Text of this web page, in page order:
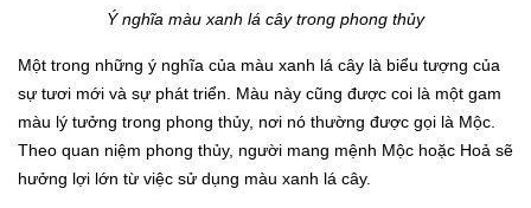
Ý nghĩa màu xanh lá cây trong phong thủy
Một trong những ý nghĩa của màu xanh lá cây là biểu tượng của
sự tươi mới và sự phát triển. Màu này cũng được coi là một gam
màu lý tưởng trong phong thủy, nơi nó thường được gọi là Mộc.
Theo quan niệm phong thủy, người mang mệnh Mộc hoặc Hoả sẽ
hưởng lợi lớn từ việc sử dụng màu xanh lá cây.